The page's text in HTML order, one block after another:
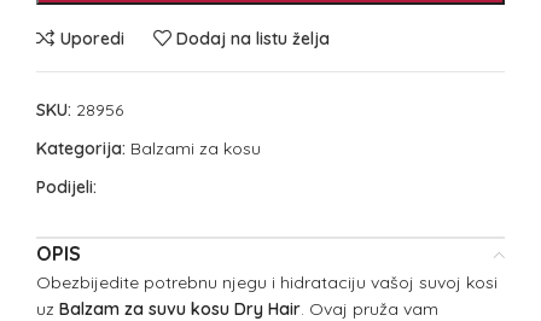
Uporedi Dodaj na listu želja
SKU: 28956
Kategorija: Balzami za kosu
Podijeli:
OPIS
Obezbijedite potrebnu njegu i hidrataciju vašoj suvoj kosi
uz Balzam za suvu kosu Dry Hair. Ovaj pruža vam